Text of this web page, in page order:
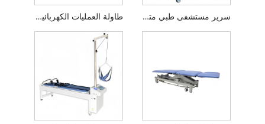
طاولة العمليات الكهربائية الطبية متعددة الوظائف سرير مستشفى طبي متعدد الوظائف قابل للتعديل